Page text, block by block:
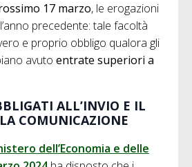
17 marzo, le erogazioni
precedente: tale facoltà
e proprio obbligo qualora gli
avuto entrate superiori a
ALL’INVIO E IL
COMUNICAZIONE
dell’Economia e delle